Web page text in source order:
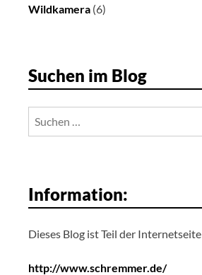
Wildkamera (6)
Suchen im Blog
Information:
Dieses Blog ist Teil der Internetseite
http://www.schremmer.de/